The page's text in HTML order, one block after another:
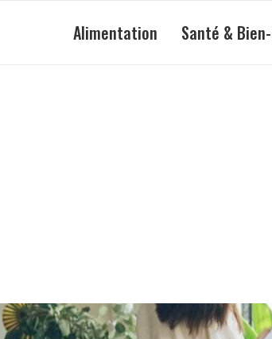
Alimentation Santé &